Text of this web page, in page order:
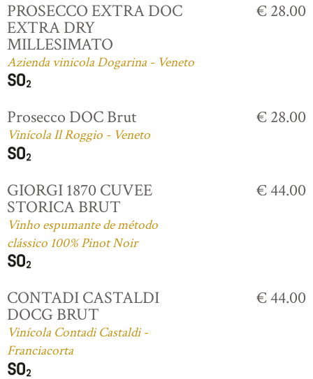
PROSECCO EXTRA DOC
EXTRA DRY
MILLESIMATO
Azienda vinicola Dogarina - Veneto
€ 28.00
Prosecco DOC Brut
Vinícola Il Roggio - Veneto
€ 28.00
GIORGI 1870 CUVEE
STORICA BRUT
Vinho espumante de método
clássico 100% Pinot Noir
€ 44.00
CONTADI CASTALDI
DOCG BRUT
Vinícola Contadi Castaldi -
Franciacorta
€ 44.00